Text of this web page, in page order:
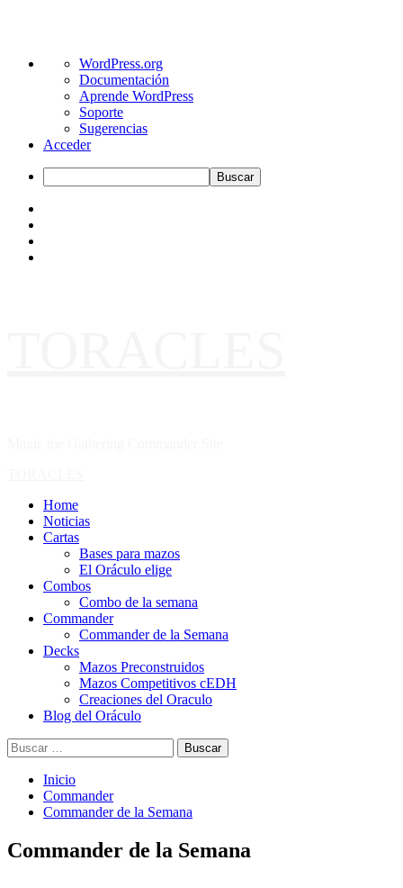
Acerca
WordPress
WordPress.org
Documentación
Aprende WordPress
Soporte
Sugerencias
Acceder
Buscar
Saltar
contenido
Home
Noticias
Cartas
Bases para mazos
El Oráculo elige
Combos
Combo de la semana
Commander
Commander de la Semana
Decks
Mazos Preconstruidos
Mazos Competitivos cEDH
Creaciones del Oraculo
Blog del Oráculo
Buscar:
Inicio
Commander
Commander de la Semana
Commander de la Semana